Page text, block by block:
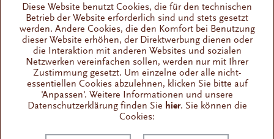
Ersatzteil für Espressomaschinen
Auslauf lang
Wissenswertes
Auslauf als Ersatz für Siebträgermaschinen (2 Tassen lang, ø
Diese Website benutzt Cookies, die für den technischen
Betrieb der Website erforderlich sind und stets gesetzt
werden. Andere Cookies, die den Komfort bei Benutzung
dieser Website erhöhen, der Direktwerbung dienen oder
die Interaktion mit anderen Websites und sozialen
Netzwerken vereinfachen sollen, werden nur mit Ihrer
Zustimmung gesetzt. Um einzelne oder alle nicht-
essentiellen Cookies abzulehnen, klicken Sie bitte auf
'Anpassen'. Weitere Informationen und unsere
Datenschutzerklärung finden Sie hier. Sie können die
Cookies: